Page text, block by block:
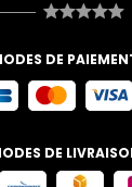
DE
DE